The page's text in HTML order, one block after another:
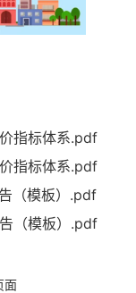
指标体系.pdf
指标体系.pdf
（模板）.pdf
（模板）.pdf
面